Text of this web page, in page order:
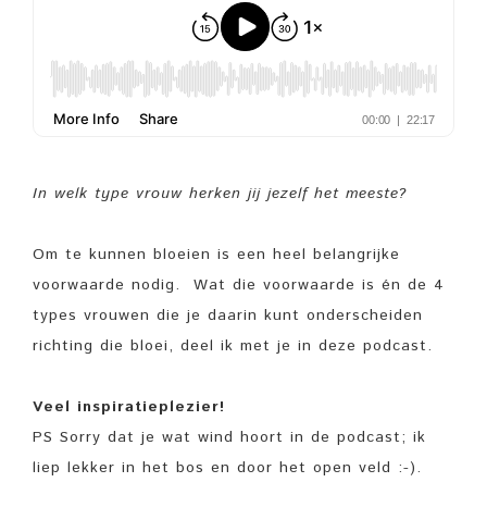
In welk type vrouw herken jij jezelf het meeste?
Om te kunnen bloeien is een heel belangrijke
voorwaarde nodig. Wat die voorwaarde is én de 4
types vrouwen die je daarin kunt onderscheiden
richting die bloei, deel ik met je in deze podcast.
Veel inspiratieplezier!
PS Sorry dat je wat wind hoort in de podcast; ik
liep lekker in het bos en door het open veld :-).